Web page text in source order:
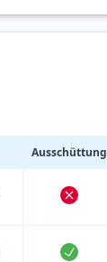
Ausschüttung